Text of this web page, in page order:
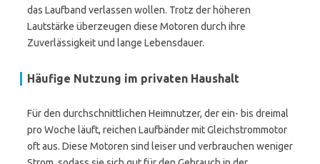
das Laufband verlassen wollen. Trotz der höheren
Lautstärke überzeugen diese Motoren durch ihre
Zuverlässigkeit und lange Lebensdauer.
Häufige Nutzung im privaten Haushalt
Für den durchschnittlichen Heimnutzer, der ein- bis dreimal
pro Woche läuft, reichen Laufbänder mit Gleichstrommotor
oft aus. Diese Motoren sind leiser und verbrauchen weniger